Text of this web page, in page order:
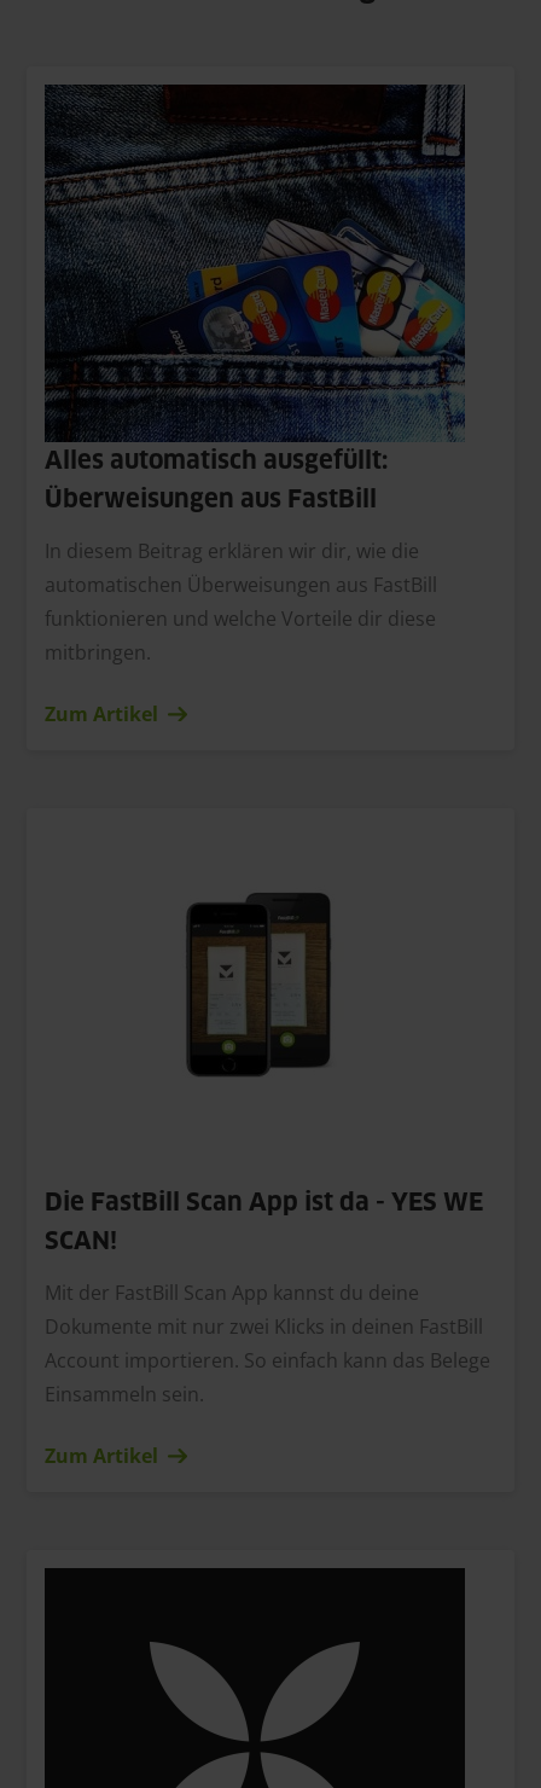
Alles automatisch ausgefüllt:
Überweisungen aus FastBill
In diesem Beitrag erklären wir dir, wie die
automatischen Überweisungen aus FastBill
funktionieren und welche Vorteile dir diese
mitbringen.
Zum Artikel
Die FastBill Scan App ist da - YES WE
SCAN!
Mit der FastBill Scan App kannst du deine
Dokumente mit nur zwei Klicks in deinen FastBill
Account importieren. So einfach kann das Belege
Einsammeln sein.
Zum Artikel